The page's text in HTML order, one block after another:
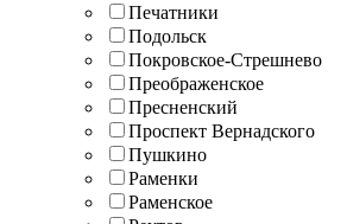
Печатники
Подольск
Покровское-Стрешнево
Преображенское
Пресненский
Проспект Вернадского
Пушкино
Раменки
Раменское